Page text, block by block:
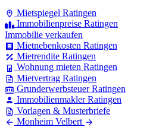
Mietspiegel Ratingen
Immobilienpreise Ratingen
Immobilie verkaufen
Mietnebenkosten Ratingen
Mietrendite Ratingen
Wohnung mieten Ratingen
Mietvertrag Ratingen
Grunderwerbsteuer Ratingen
Immobilienmakler Ratingen
Vorlagen & Musterbriefe
Monheim Velbert